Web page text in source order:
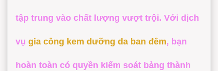
tập trung vào chất lượng vượt trội. Với dịch
vụ gia công kem dưỡng da ban đêm, bạn
hoàn toàn có quyền kiểm soát bảng thành